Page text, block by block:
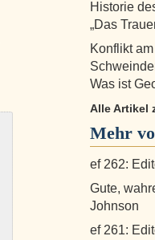
Historie
„Das
Konflikt
Was ist
Alle Artikel
Mehr
ef 262:
Gute,
Johnson
ef 261: